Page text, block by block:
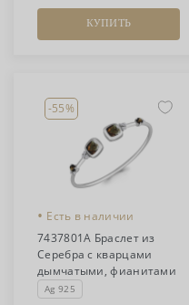
КУПИТЬ
-55%
• Есть в наличии
7437801А Браслет из
Серебра с кварцами
дымчатыми, фианитами
Ag 925